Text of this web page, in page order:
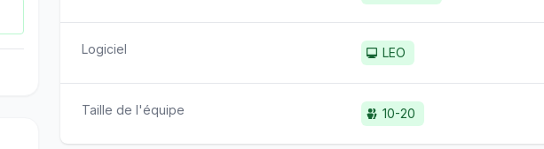
Logiciel LEO
Taille de l'équipe 10-20